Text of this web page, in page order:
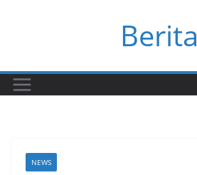
Berita
NEWS